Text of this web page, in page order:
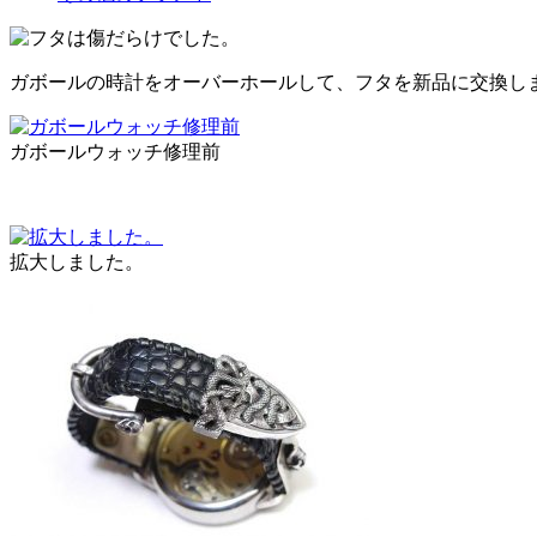
ガボールの時計をオーバーホールして、フタを新品に交換し
ガボールウォッチ修理前
拡大しました。